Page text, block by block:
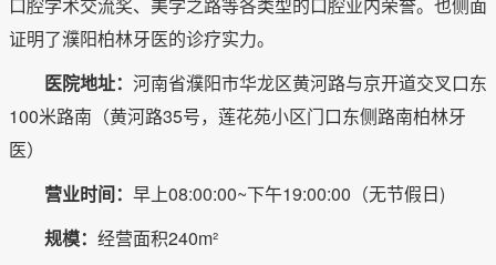
证明了濮阳柏林牙医的诊疗实力。
医院地址： 河南省濮阳市华龙区黄河路与京开道交叉口东
100米路南（黄河路35号，莲花苑小区门口东侧路南柏林牙
医）
营业时间： 早上08:00:00~下午19:00:00（无节假日)
规模： 经营面积240m²